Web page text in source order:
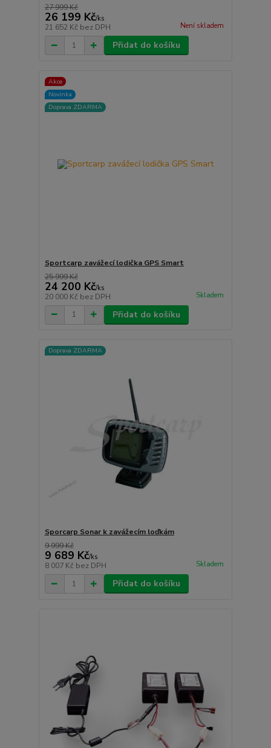
27 999 Kč
26 199 Kč/ks
21 652 Kč bez DPH Není skladem
Přidat do košíku
Akce
Novinka
Doprava ZDARMA
Sportcarp zavážecí lodička GPS Smart
25 999 Kč
24 200 Kč/ks
20 000 Kč bez DPH Skladem
Přidat do košíku
Doprava ZDARMA
Sporcarp Sonar k zavážecím loďkám
9 999 Kč
9 689 Kč/ks
8 007 Kč bez DPH Skladem
Přidat do košíku